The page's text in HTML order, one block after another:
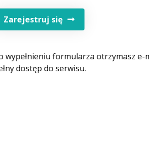
Zarejestruj się
wypełnieniu formularza otrzymasz
dostęp do serwisu.